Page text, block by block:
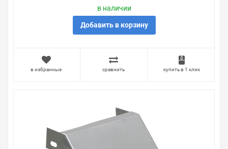
в наличии
Добавить в корзину
в избранные сравнить купить в 1 клик